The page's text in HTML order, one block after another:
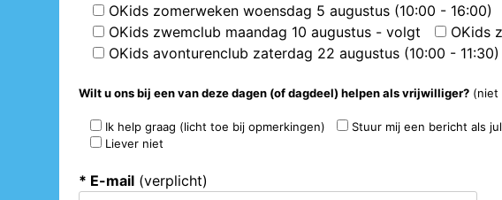
OKids zomerweken woensdag 5 augustus (10:00 - 16:00)
OKids zwemclub maandag 10 augustus - volgt
OKids
OKids avonturenclub zaterdag 22 augustus (10:00 - 11:30)
Wilt u ons bij een van deze dagen (of dagdeel) helpen als vrijwilliger? (niet
Ik help graag (licht toe bij opmerkingen) Stuur mij een bericht als
Liever niet
* E-mail (verplicht)